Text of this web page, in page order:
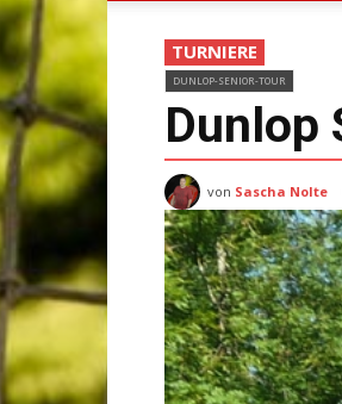
TURNIERE
DUNLOP-SENIOR-TOUR
Dunlop
von Sascha Nolte